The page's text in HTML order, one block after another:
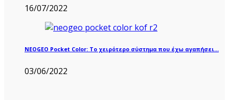
16/07/2022
NEOGEO Pocket Color: Το χειρότερο σύστημα που έχω αγαπήσει…
03/06/2022